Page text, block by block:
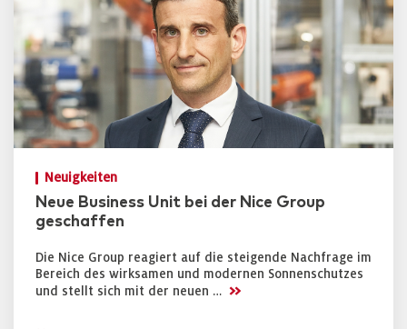
Neuigkeiten
Neue Business Unit bei der Nice Group
geschaffen
Die Nice Group reagiert auf die steigende Nachfrage im
Bereich des wirksamen und modernen Sonnenschutzes
und stellt sich mit der neuen … >>